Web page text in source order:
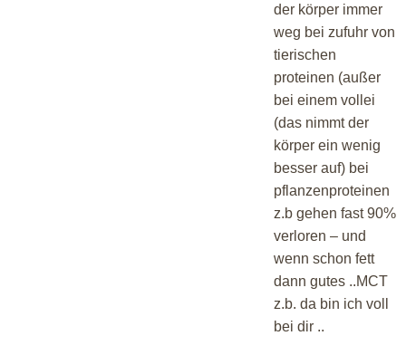
der körper immer
weg bei zufuhr von
tierischen
proteinen (außer
bei einem vollei
(das nimmt der
körper ein wenig
besser auf) bei
pflanzenproteinen
z.b gehen fast 90%
verloren – und
wenn schon fett
dann gutes ..MCT
z.b. da bin ich voll
bei dir ..